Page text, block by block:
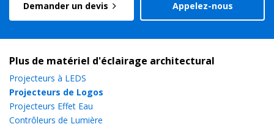
Demander un devis Appelez-nous
Plus de matériel d'éclairage architectural
Projecteurs à LEDS
Projecteurs de Logos
Projecteurs Effet Eau
Contrôleurs de Lumière